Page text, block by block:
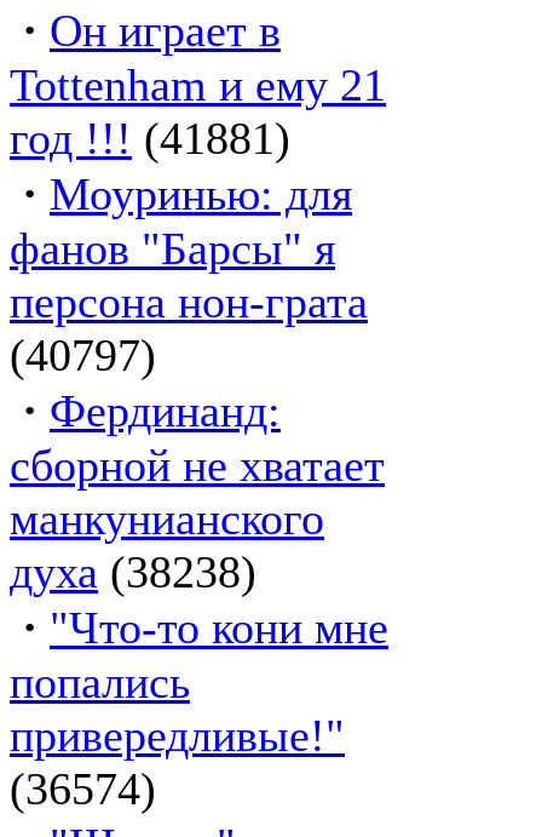
· Он играет в
Tottenham и ему 21
год !!! (41881)
· Моуринью: для
фанов "Барсы" я
персона нон-грата
(40797)
· Фердинанд:
сборной не хватает
манкунианского
духа (38238)
· "Что-то кони мне
попались
привередливые!"
(36574)